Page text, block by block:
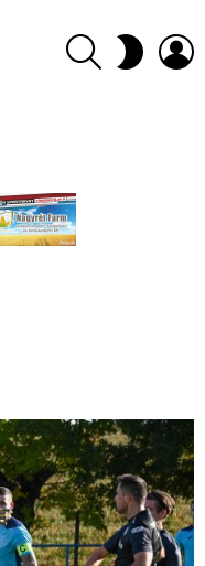
SEARCH SWITCH
SKIN